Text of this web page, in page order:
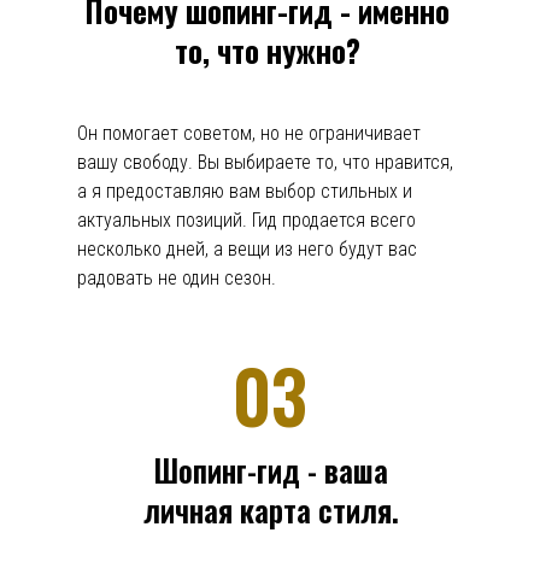
Почему шопинг-гид - именно
то, что нужно?
Он помогает советом, но не ограничивает
вашу свободу. Вы выбираете то, что нравится,
а я предоставляю вам выбор стильных и
актуальных позиций. Гид продается всего
несколько дней, а вещи из него будут вас
радовать не один сезон.
Шопинг-гид - ваша
личная карта стиля.
03